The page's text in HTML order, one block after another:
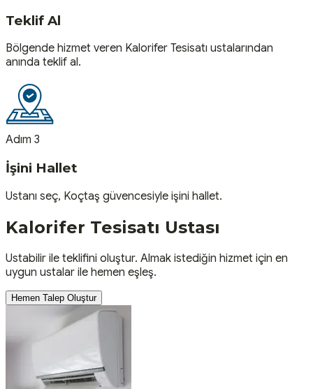
Teklif Al
Bölgende hizmet veren Kalorifer Tesisatı ustalarından
anında teklif al.
Adım 3
İşini Hallet
Ustanı seç, Koçtaş güvencesiyle işini hallet.
Kalorifer Tesisatı Ustası
Ustabilir ile teklifini oluştur. Almak istediğin hizmet için en
uygun ustalar ile hemen eşleş.
Hemen Talep Oluştur